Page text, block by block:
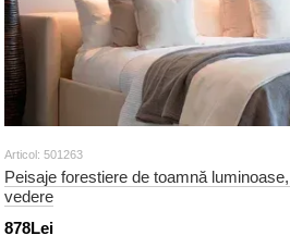
Articol: 501263
Peisaje forestiere de toamnă
vedere
878Lei